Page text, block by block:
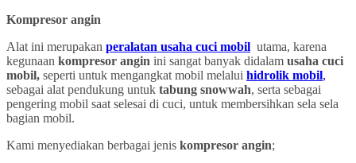
Kompresor angin
Alat ini merupakan peralatan usaha cuci mobil utama, karena
kegunaan kompresor angin ini sangat banyak didalam usaha cuci
mobil, seperti untuk mengangkat mobil melalui hidrolik mobil,
sebagai alat pendukung untuk tabung snowwah, serta sebagai
pengering mobil saat selesai di cuci, untuk membersihkan sela sela
bagian mobil.
Kami menyediakan berbagai jenis kompresor angin;